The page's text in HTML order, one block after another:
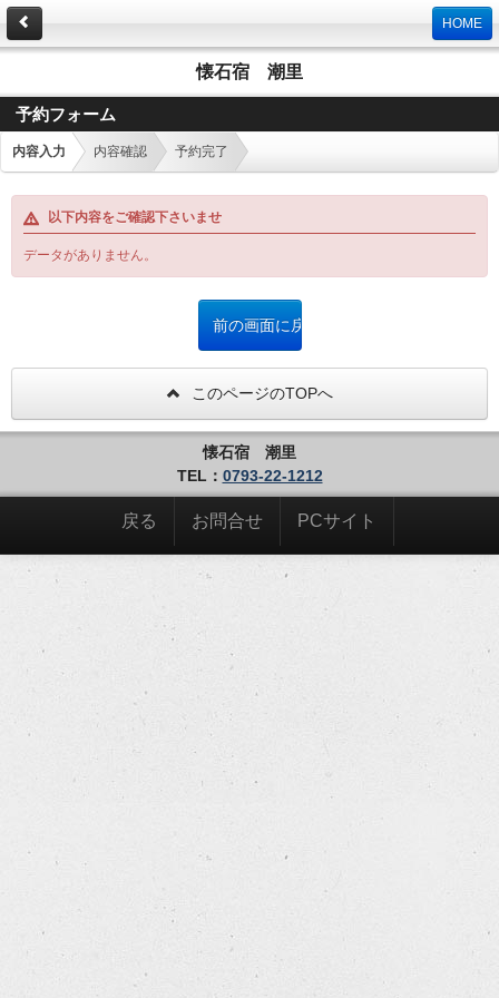
HOME
懐石宿 潮里
予約フォーム
内容入力 内容確認 予約完了
以下内容をご確認下さいませ
データがありません。
このページのTOPへ
懐石宿 潮里
TEL： 0793-22-1212
戻る お問合せ PCサイト